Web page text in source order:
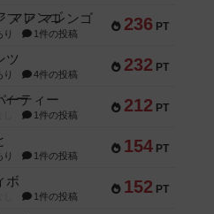
236 PT
フ ア マレンゴ
1件の投稿
232 PT
ツ
4件の投稿
212 PT
ーティー
1件の投稿
154 PT
1件の投稿
152 PT
ボ
1件の投稿